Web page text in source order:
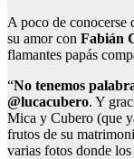
A poco de conocerse
su amor con Fabián
flamantes papás
“No tenemos
@lucacubero. Y
Mica y Cubero (que
frutos de su
varias fotos donde